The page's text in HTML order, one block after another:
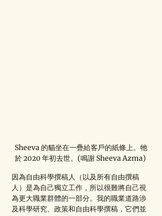
Sheeva 的貓坐在一疊給客戶的紙條上。牠
於 2020 年初去世。(鳴謝 Sheeva Azma)
因為自由科學撰稿人（以及所有自由撰稿
人）是為自己獨立工作，所以很難將自己視
為更大職業群體的一部分。我的職業道路涉
及科學研究、政策和自由科學撰稿，它們並